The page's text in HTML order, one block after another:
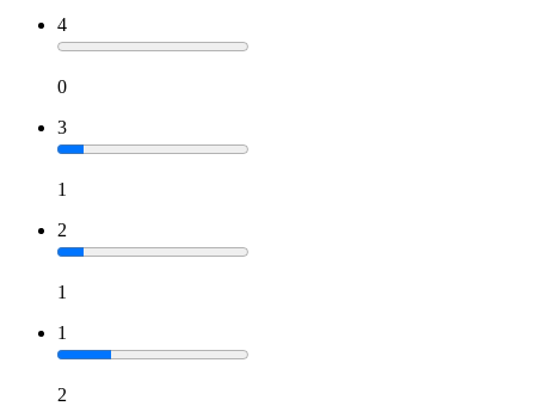
4
0
3
1
2
1
1
2